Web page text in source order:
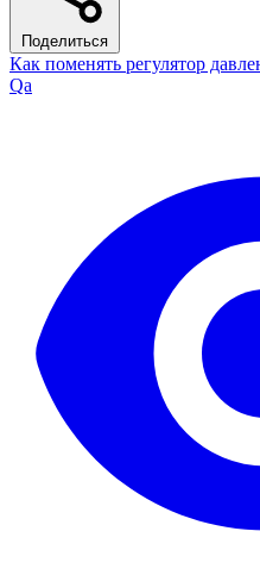
Поделиться
Как поменять регулятор
Qa